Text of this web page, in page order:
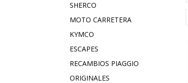
SHERCO
MOTO CARRETERA
KYMCO
ESCAPES
RECAMBIOS PIAGGIO
ORIGINALES